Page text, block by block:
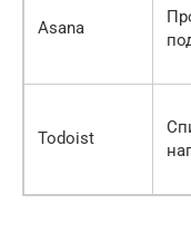
Asana
Todoist